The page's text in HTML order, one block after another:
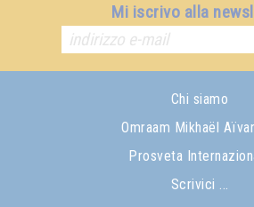
Mi iscrivo alla
Chi siamo
Omraam Mikhaël
Prosveta
Scrivici ...